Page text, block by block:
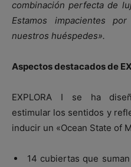
combinación perfecta de
Estamos impacientes
nuestros huéspedes».
Aspectos destacados de
EXPLORA I se ha
estimular los sentidos y
inducir un «Ocean State of
14 cubiertas que